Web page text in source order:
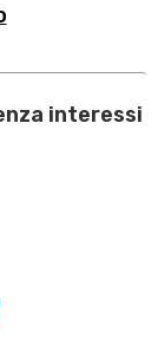
interessi